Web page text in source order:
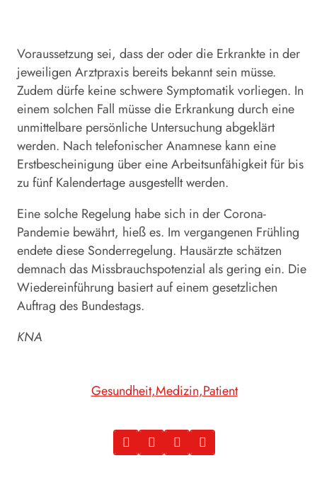
Voraussetzung sei, dass der oder die Erkrankte in der
jeweiligen Arztpraxis bereits bekannt sein müsse.
Zudem dürfe keine schwere Symptomatik vorliegen. In
einem solchen Fall müsse die Erkrankung durch eine
unmittelbare persönliche Untersuchung abgeklärt
werden. Nach telefonischer Anamnese kann eine
Erstbescheinigung über eine Arbeitsunfähigkeit für bis
zu fünf Kalendertage ausgestellt werden.
Eine solche Regelung habe sich in der Corona-
Pandemie bewährt, hieß es. Im vergangenen Frühling
endete diese Sonderregelung. Hausärzte schätzen
demnach das Missbrauchspotenzial als gering ein. Die
Wiedereinführung basiert auf einem gesetzlichen
Auftrag des Bundestags.
KNA
Gesundheit Medizin Patient